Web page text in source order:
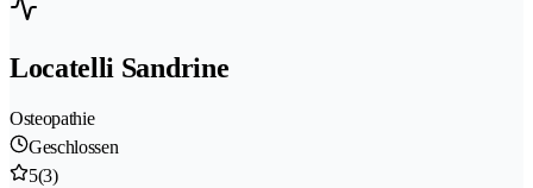
Locatelli Sandrine
Osteopathie
Geschlossen
5(3)